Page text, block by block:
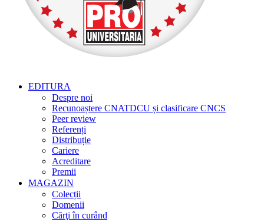
EDITURA
Despre noi
Recunoaștere CNATDCU și clasificare CNCS
Peer review
Referenți
Distribuție
Cariere
Acreditare
Premii
MAGAZIN
Colecții
Domenii
Cărţi în curând